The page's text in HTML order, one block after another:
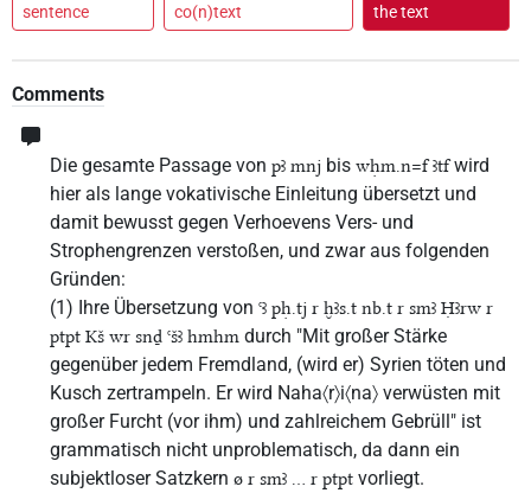
sentence
co(n)text
the text
Comments
Die gesamte Passage von pꜣ mnj bis wḥm.n=f ꜣtfwird
hier als lange vokativische Einleitung übersetzt und
damit bewusst gegen Verhoevens Vers- und
Strophengrenzen verstoßen, und zwar aus folgenden
Gründen:
(1) Ihre Übersetzung von ꜥꜣ pḥ.tj r ḫꜣs.t nb.t r smꜣ Ḥꜣrw r
ptpt Kš wr snḏ ꜥšꜣ hmhm durch "Mit großer Stärke
gegenüber jedem Fremdland, (wird er) Syrien töten und
Kusch zertrampeln. Er wird Naha〈r〉i〈na〉 verwüsten mit
großer Furcht (vor ihm) und zahlreichem Gebrüll" ist
grammatisch nicht unproblematisch, da dann ein
subjektloser Satzkern ø r smꜣ ... r ptpt vorliegt.